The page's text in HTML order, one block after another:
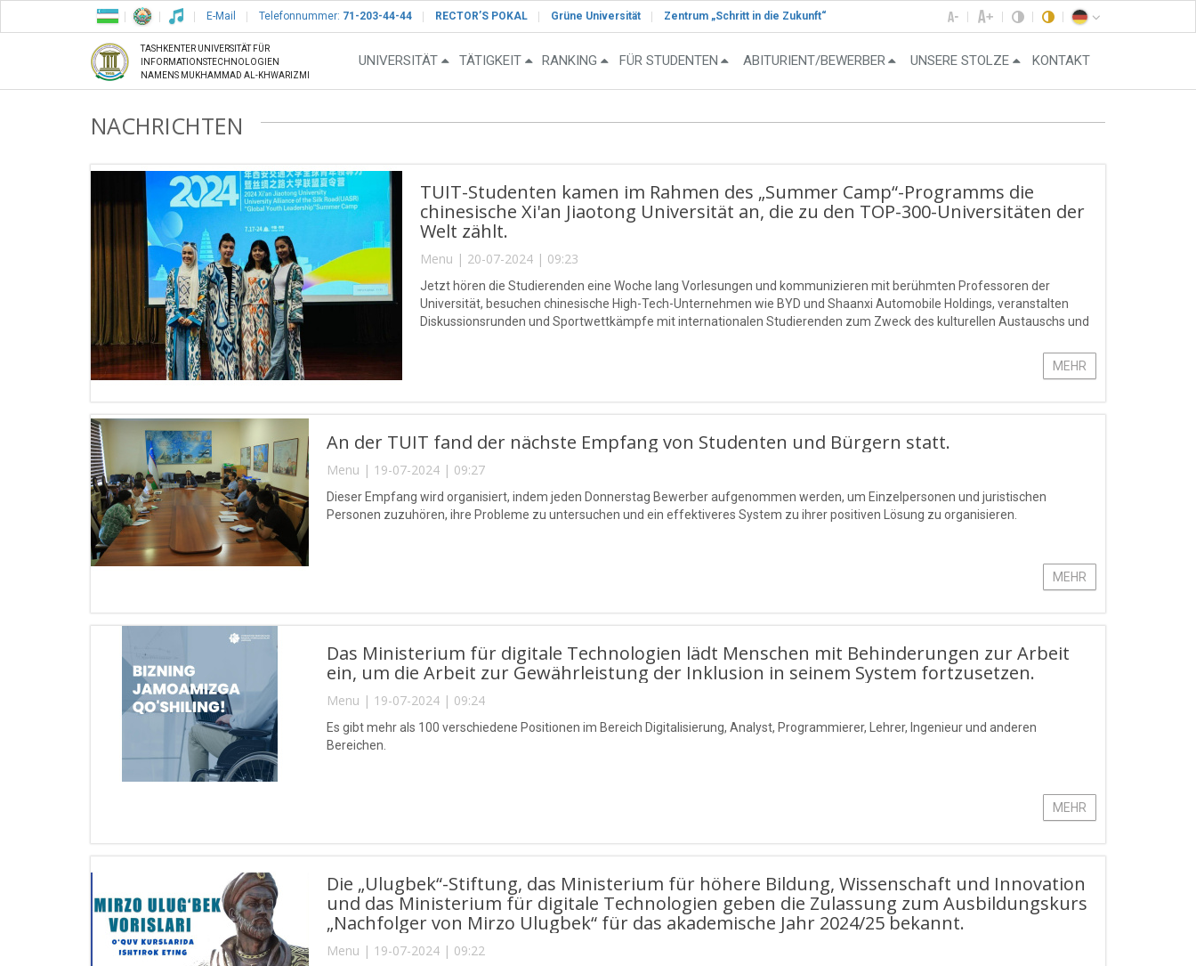
E-Mail Telefonnummer: 71-203-44-44 RECTOR’S POKAL Grüne Universität Zentrum „Schritt in die Zukunft“
TASHKENTER UNIVERSITÄT FÜR
INFORMATIONSTECHNOLOGIEN
NAMENS MUKHAMMAD AL-KHWARIZMI
UNIVERSITÄT TÄTIGKEIT RANKING FÜR STUDENTEN ABITURIENT/BEWERBER UNSERE STOLZE KONTAKT
NACHRICHTEN
TUIT-Studenten kamen im Rahmen des „Summer Camp“-Programms die
chinesische Xi'an Jiaotong Universität an, die zu den TOP-300-Universitäten der
Welt zählt.
Menu | 20-07-2024 | 09:23
Jetzt hören die Studierenden eine Woche lang Vorlesungen und kommunizieren mit berühmten Professoren der
Universität, besuchen chinesische High-Tech-Unternehmen wie BYD und Shaanxi Automobile Holdings, veranstalten
Diskussionsrunden und Sportwettkämpfe mit internationalen Studierenden zum Zweck des kulturellen Austauschs und
MEHR
An der TUIT fand der nächste Empfang von Studenten und Bürgern statt.
Menu | 19-07-2024 | 09:27
Dieser Empfang wird organisiert, indem jeden Donnerstag Bewerber aufgenommen werden, um Einzelpersonen und juristischen
Personen zuzuhören, ihre Probleme zu untersuchen und ein effektiveres System zu ihrer positiven Lösung zu organisieren.
MEHR
Das Ministerium für digitale Technologien lädt Menschen mit Behinderungen zur Arbeit
ein, um die Arbeit zur Gewährleistung der Inklusion in seinem System fortzusetzen.
Menu | 19-07-2024 | 09:24
Es gibt mehr als 100 verschiedene Positionen im Bereich Digitalisierung, Analyst, Programmierer, Lehrer, Ingenieur und anderen
Bereichen.
MEHR
Die „Ulugbek“-Stiftung, das Ministerium für höhere Bildung, Wissenschaft und Innovation
und das Ministerium für digitale Technologien geben die Zulassung zum Ausbildungskurs
„Nachfolger von Mirzo Ulugbek“ für das akademische Jahr 2024/25 bekannt.
Menu | 19-07-2024 | 09:22